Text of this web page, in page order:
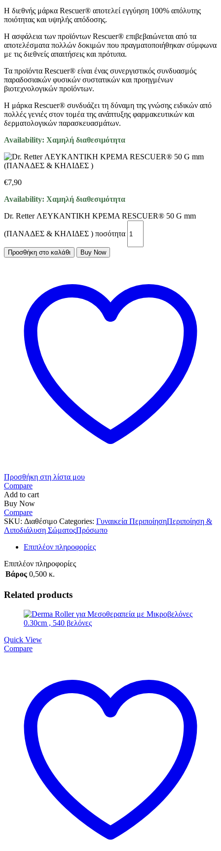
Η διεθνής μάρκα Rescuer® αποτελεί εγγύηση 100% απόλυτης
ποιότητας και υψηλής απόδοσης.
Η ασφάλεια των προϊόντων Rescuer® επιβεβαιώνεται από τα
αποτελέσματα πολλών δοκιμών που πραγματοποιήθηκαν σύμφωνα
με τις διεθνείς απαιτήσεις και πρότυπα.
Τα προϊόντα Rescuer® είναι ένας συνεργιστικός συνδυασμός
παραδοσιακών φυσικών συστατικών και προηγμένων
βιοτεχνολογικών προϊόντων.
Η μάρκα Rescuer® συνδυάζει τη δύναμη της γνώσης ειδικών από
πολλές γενιές στον τομέα της ανάπτυξης φαρμακευτικών και
δερματολογικών παρασκευασμάτων.
Availability: Χαμηλή διαθεσιμότητα
€7,90
Availability: Χαμηλή διαθεσιμότητα
Dr. Retter ΛΕΥΚΑΝΤΙΚΗ ΚΡΕΜΑ RESCUER® 50 G mm
(ΠΑΝΑΔΕΣ & ΚΗΛΙΔΕΣ ) ποσότητα
Προσθήκη στο καλάθι Buy Now
Προσθήκη στη λίστα μου
Compare
Add to cart
Buy Now
Compare
SKU: Διαθέσιμο Categories: Γυναικεία ΠεριποίησηΠεριποίηση &
Λιποδιάλυση ΣώματοςΠρόσωπο
Επιπλέον πληροφορίες
Επιπλέον πληροφορίες
Βάρος 0,500 κ.
Related products
Quick View
Compare